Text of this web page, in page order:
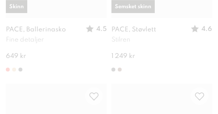
PACE, Ballerinasko
4.5
Fine detaljer
649 kr
Skinn
PACE, Støvlett
4.6
Stilren
1 249 kr
Semsket skinn